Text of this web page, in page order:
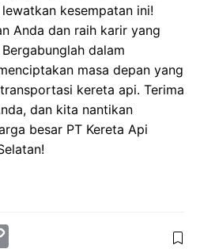
kesempatan ini!
Anda dan raih karir yang
dalam
masa depan yang
kereta api. Terima
dan kita nantikan
besar PT Kereta Api